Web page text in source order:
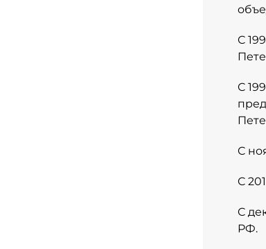
С
С
С
С
С
РФ.